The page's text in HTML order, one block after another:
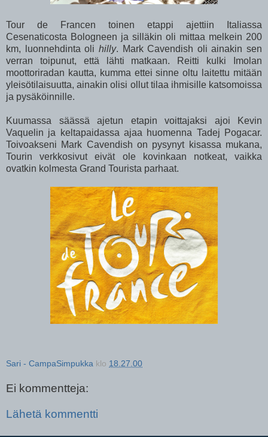
Tour de Francen toinen etappi ajettiin Italiassa
Cesenaticosta Bologneen ja silläkin oli mittaa melkein 200
km, luonnehdinta oli hilly. Mark Cavendish oli ainakin sen
verran toipunut, että lähti matkaan. Reitti kulki Imolan
moottoriradan kautta, kumma ettei sinne oltu laitettu mitään
yleisötilaisuutta, ainakin olisi ollut tilaa ihmisille katsomoissa
ja pysäköinnille.
Kuumassa säässä ajetun etapin voittajaksi ajoi Kevin
Vaquelin ja keltapaidassa ajaa huomenna Tadej Pogacar.
Toivoakseni Mark Cavendish on pysynyt kisassa mukana,
Tourin verkkosivut eivät ole kovinkaan notkeat, vaikka
ovatkin kolmesta Grand Tourista parhaat.
Sari - CampaSimpukka klo 18.27.00
Ei kommentteja:
Lähetä kommentti